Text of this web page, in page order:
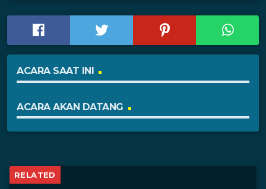
ACARA SAAT INI
ACARA AKAN DATANG
RELATED